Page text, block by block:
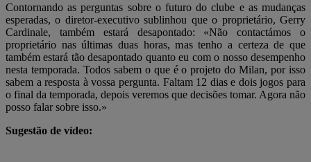
Contornando as perguntas sobre o futuro do clube e as mudanças
esperadas, o diretor-executivo sublinhou que o proprietário, Gerry
Cardinale, também estará desapontado: «Não contactámos o
proprietário nas últimas duas horas, mas tenho a certeza de que
também estará tão desapontado quanto eu com o nosso desempenho
nesta temporada. Todos sabem o que é o projeto do Milan, por isso
sabem a resposta à vossa pergunta. Faltam 12 dias e dois jogos para
o final da temporada, depois veremos que decisões tomar. Agora não
posso falar sobre isso.»
Sugestão de vídeo: